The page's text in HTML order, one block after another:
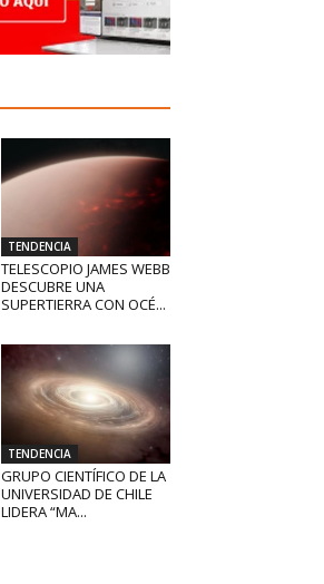
TENDENCIA
TELESCOPIO JAMES WEBB
DESCUBRE UNA
SUPERTIERRA CON OCÉ...
TENDENCIA
GRUPO CIENTÍFICO DE LA
UNIVERSIDAD DE CHILE
LIDERA “MA...